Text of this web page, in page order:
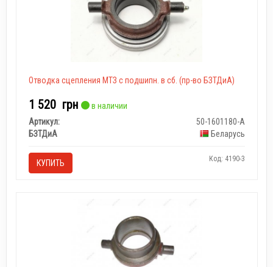
Отводка сцепления МТЗ с подшипн. в сб. (пр-во БЗТДиА)
1 520 грн
в наличии
Артикул:
50-1601180-А
БЗТДиА
Беларусь
КУПИТЬ Код: 4190-3